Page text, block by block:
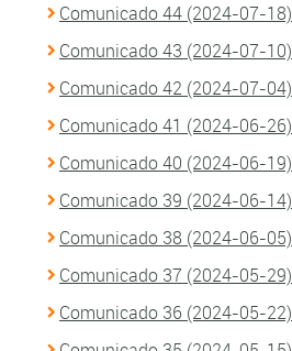
Comunicado 44 (2024-07-18)
Comunicado 43 (2024-07-10)
Comunicado 42 (2024-07-04)
Comunicado 41 (2024-06-26)
Comunicado 40 (2024-06-19)
Comunicado 39 (2024-06-14)
Comunicado 38 (2024-06-05)
Comunicado 37 (2024-05-29)
Comunicado 36 (2024-05-22)